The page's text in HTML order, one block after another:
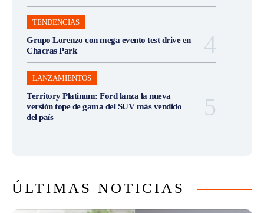
TENDENCIAS
Grupo Lorenzo con mega evento test drive en
Chacras Park
LANZAMIENTOS
Territory Platinum: Ford lanza la nueva
versión tope de gama del SUV más vendido
del país
ÚLTIMAS NOTICIAS